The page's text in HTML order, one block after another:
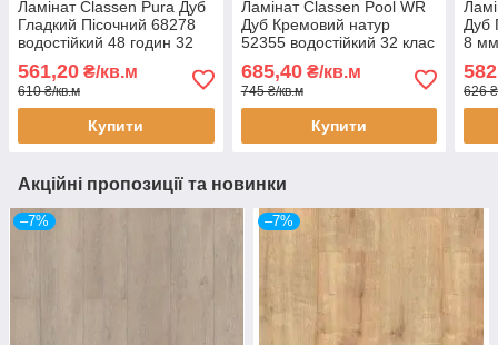
Ламінат Classen Pura Дуб
Гладкий Пісочний 68278
водостійкий 48 годин 32
дошка з фаскою
561,20 ₴/кв.м
610 ₴/кв.м
Купити
Ламінат Classen Pool WR
Дуб Кремовий натур
52355 водостійкий 32 клас
685,40₴/кв.м
745 ₴/кв.м
Купити
Дуб
8
626
Акційні пропозиції та новинки
–7% –7%